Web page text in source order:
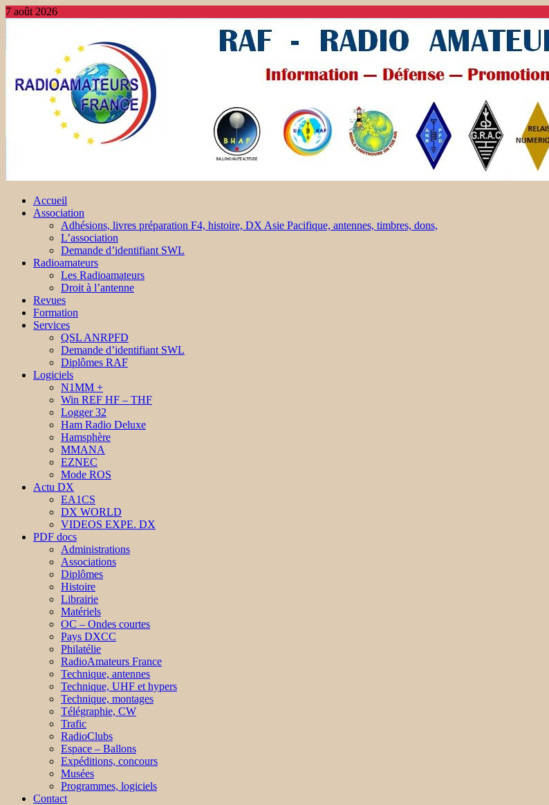
7 août 2026
Accueil
Association
Adhésions, livres préparation F4, histoire, DX Asie Pacifique, antennes, timbres, dons,
L’association
Demande d’identifiant SWL
Radioamateurs
Les Radioamateurs
Droit à l’antenne
Revues
Formation
Services
QSL ANRPFD
Demande d’identifiant SWL
Diplômes RAF
Logiciels
N1MM +
Win REF HF – THF
Logger 32
Ham Radio Deluxe
Hamsphère
MMANA
EZNEC
Mode ROS
Actu DX
EA1CS
DX WORLD
VIDEOS EXPE. DX
PDF docs
Administrations
Associations
Diplômes
Histoire
Librairie
Matériels
OC – Ondes courtes
Pays DXCC
Philatélie
RadioAmateurs France
Technique, antennes
Technique, UHF et hypers
Technique, montages
Télégraphie, CW
Trafic
RadioClubs
Espace – Ballons
Expéditions, concours
Musées
Programmes, logiciels
Contact